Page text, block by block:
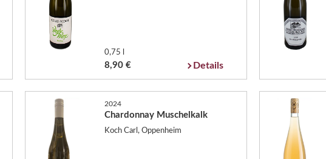
0,75 l
8,90 € Details
2024
Chardonnay Muschelkalk
Koch Carl, Oppenheim